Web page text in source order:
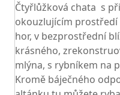
Čtyřlůžková chata s
okouzlujícím prostředí
hor, v bezprostřední
krásného,
mlýna, s rybníkem na
Kromě báječného